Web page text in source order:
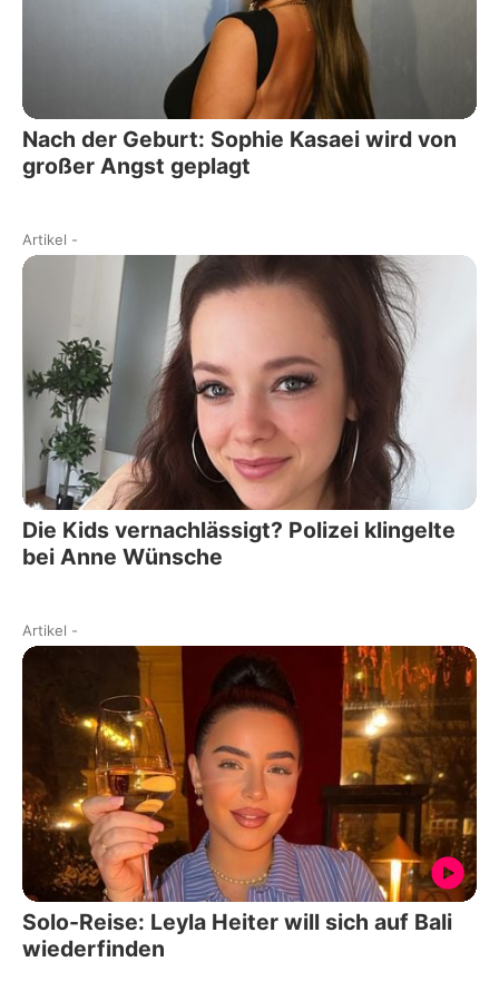
Nach der Geburt: Sophie Kasaei wird von
großer Angst geplagt
Artikel -
Die Kids vernachlässigt? Polizei klingelte
bei Anne Wünsche
Artikel -
Solo-Reise: Leyla Heiter will sich auf Bali
wiederfinden